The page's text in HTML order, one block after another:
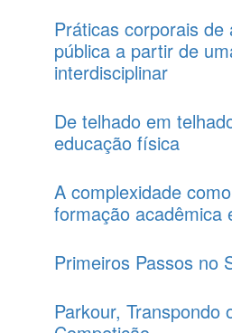
Práticas corporais
pública a partir de
interdisciplinar
De telhado em
educação física
A complexidade
formação acadêmica
Primeiros Passos no
Parkour, Transpondo